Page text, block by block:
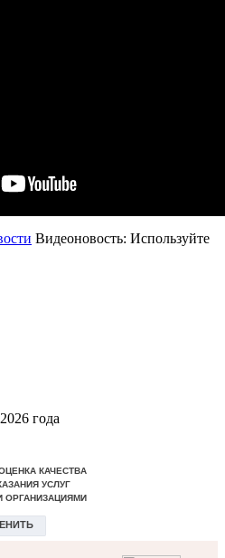
Видеоновость: Используйте
года